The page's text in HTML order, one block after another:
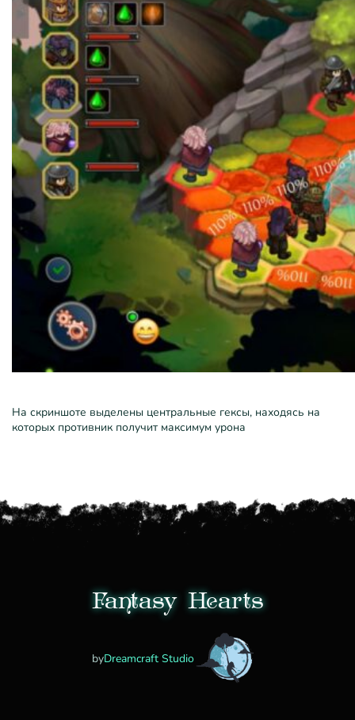
На скриншоте выделены центральные гексы, находясь на
которых противник получит максимум урона
Fantasy Hearts
byDreamcraft Studio